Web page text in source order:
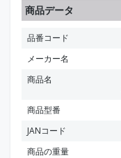
商品データ
品番コード
メーカー名
商品名
商品型番
JANコード
商品の重量